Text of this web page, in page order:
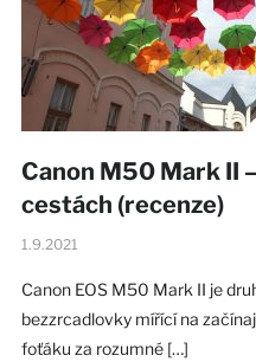
Canon M50 Mark II
cestách (recenze)
1.9.2021
Canon EOS M50 Mark II je
bezzrcadlovky mířící na
foťáku za rozumné […]